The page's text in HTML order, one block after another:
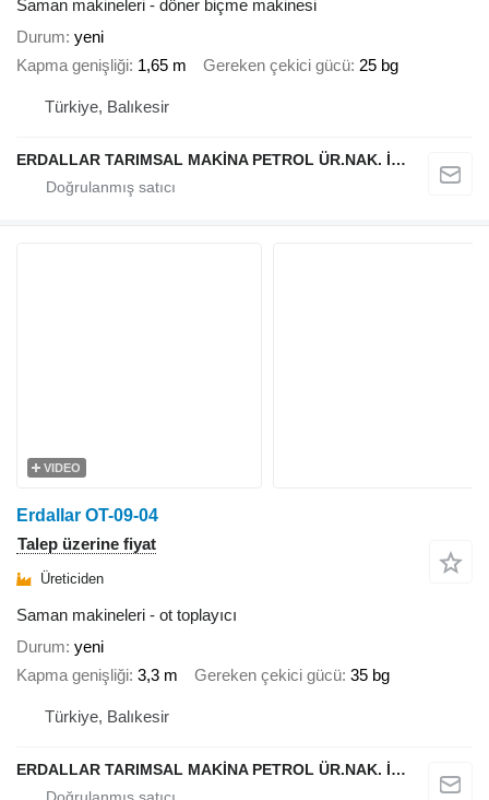
Saman makineleri - döner biçme makinesi
Durum yeni
Kapma genişliği 1,65 m Gereken çekici gücü 25 bg
Türkiye, Balıkesir
ERDALLAR TARIMSAL MAKİNA PETROL ÜR.NAK. İNŞ. HAYV. SAN. VE TİC. LTD ŞTİ
VIDEO
Erdallar OT-09-04
Talep üzerine fiyat
Üreticiden
Saman makineleri - ot toplayıcı
Durum yeni
Kapma genişliği 3,3 m Gereken çekici gücü 35 bg
Türkiye, Balıkesir
ERDALLAR TARIMSAL MAKİNA PETROL ÜR.NAK. İNŞ. HAYV. SAN. VE TİC. LTD ŞTİ